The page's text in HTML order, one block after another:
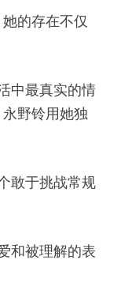
的存在不仅
中最真实的情
野铃用她独
敢于挑战常规
和被理解的表